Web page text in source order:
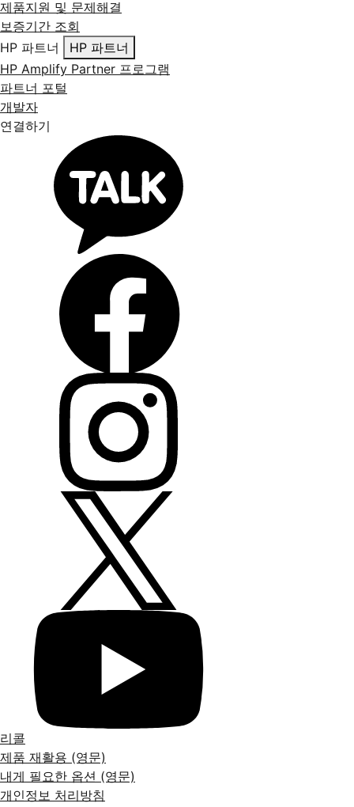
제품지원 및 문제해결
보증기간 조회
HP 파트너
HP 파트너
HP Amplify Partner 프로그램
파트너 포털
개발자
연결하기
리콜
제품 재활용 (영문)
내게 필요한 옵션 (영문)
개인정보 처리방침